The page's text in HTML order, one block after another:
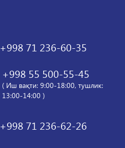
+998 71 236-60-35
+998 55 500-55-45
( Иш вақти: 9:00-18:00, тушлик:
13:00-14:00 )
+998 71 236-62-26